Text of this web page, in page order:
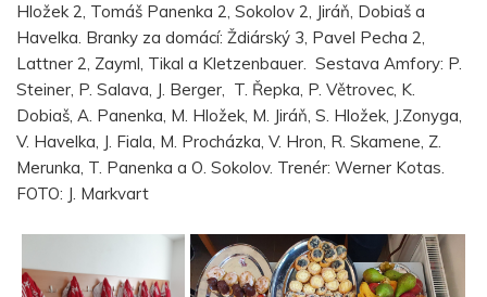
Hložek 2, Tomáš Panenka 2, Sokolov 2, Jiráň, Dobiaš a
Havelka. Branky za domácí: Ždiárský 3, Pavel Pecha 2,
Lattner 2, Zayml, Tikal a Kletzenbauer. Sestava Amfory: P.
Steiner, P. Salava, J. Berger, T. Řepka, P. Větrovec, K.
Dobiaš, A. Panenka, M. Hložek, M. Jiráň, S. Hložek, J.Zonyga,
V. Havelka, J. Fiala, M. Procházka, V. Hron, R. Skamene, Z.
Merunka, T. Panenka a O. Sokolov. Trenér: Werner Kotas.
FOTO: J. Markvart